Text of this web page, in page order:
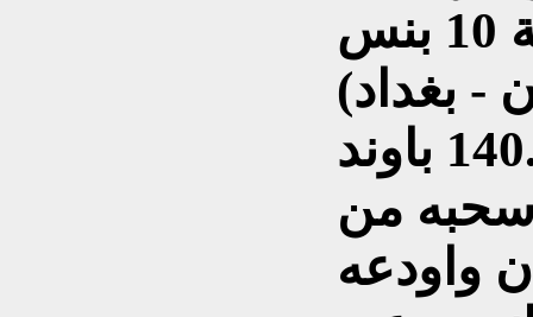
- بغداد)
من
واودعه